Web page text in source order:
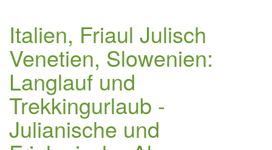
Italien, Friaul Julisch
Venetien, Slowenien:
Langlauf und
Trekkingurlaub -
Julianische und